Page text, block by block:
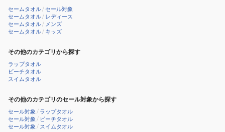
セームタオル/セール対象
セームタオル/ レディース
セームタオル/ メンズ
セームタオル/ キッズ
その他のカテゴリから探す
ラップタオル
ビーチタオル
スイムタオル
その他のカテゴリのセール対象から探す
セール対象 / ラップタオル
セール対象 / ビーチタオル
セール対象 / スイムタオル